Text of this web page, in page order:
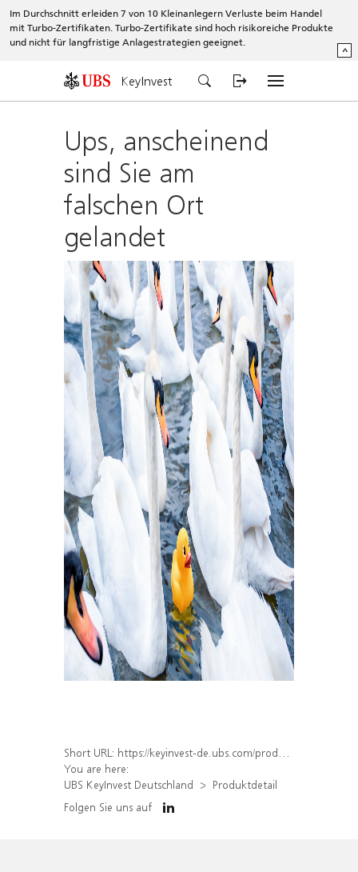
Im Durchschnitt erleiden 7 von 10 Kleinanlegern Verluste beim Handel
mit Turbo-Zertifikaten. Turbo-Zertifikate sind hoch risikoreiche Produkte
und nicht für langfristige Anlagestrategien geeignet.
^
KeyInvest
Ups, anscheinend
sind Sie am
falschen Ort
gelandet
Short URL: https://keyinvest-de.ubs.com/produkt/detail/index/isin/DE000WA60G52
You are here:
UBS KeyInvest Deutschland
Produktdetail
Folgen Sie uns auf